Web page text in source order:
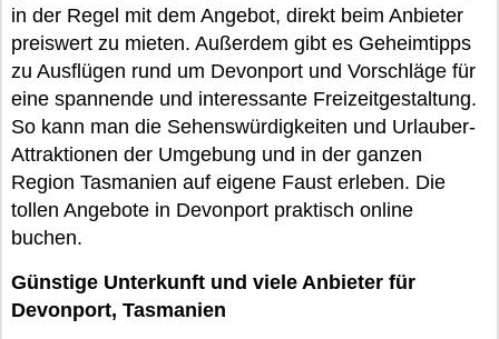
in der Regel mit dem Angebot, direkt beim Anbieter
preiswert zu mieten. Außerdem gibt es Geheimtipps
zu Ausflügen rund um Devonport und Vorschläge für
eine spannende und interessante Freizeitgestaltung.
So kann man die Sehenswürdigkeiten und Urlauber-
Attraktionen der Umgebung und in der ganzen
Region Tasmanien auf eigene Faust erleben. Die
tollen Angebote in Devonport praktisch online
buchen.
Günstige Unterkunft und viele Anbieter für
Devonport, Tasmanien